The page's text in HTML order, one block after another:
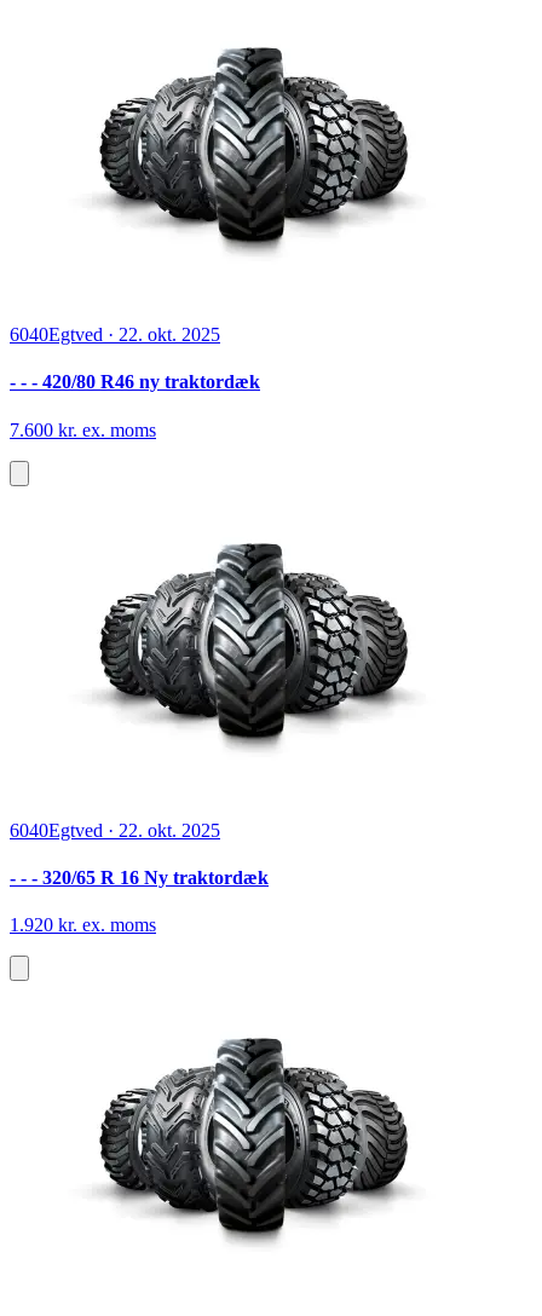
6040Egtved · 22. okt. 2025
- - - 420/80 R46 ny traktordæk
7.600 kr. ex. moms
6040Egtved · 22. okt. 2025
- - - 320/65 R 16 Ny traktordæk
1.920 kr. ex. moms